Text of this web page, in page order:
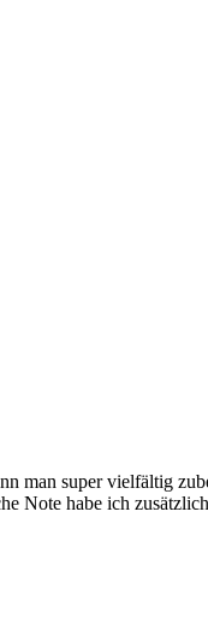
man super vielfältig
Note habe ich